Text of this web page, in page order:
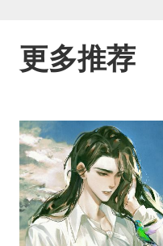
更多推荐